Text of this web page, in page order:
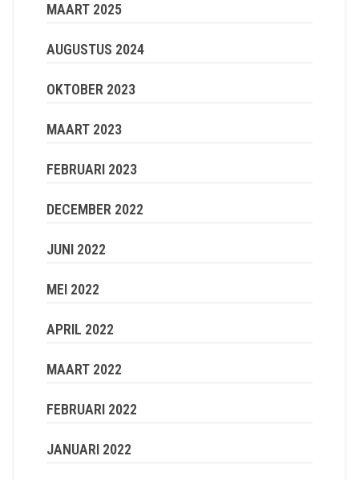
MAART 2025
AUGUSTUS 2024
OKTOBER 2023
MAART 2023
FEBRUARI 2023
DECEMBER 2022
JUNI 2022
MEI 2022
APRIL 2022
MAART 2022
FEBRUARI 2022
JANUARI 2022